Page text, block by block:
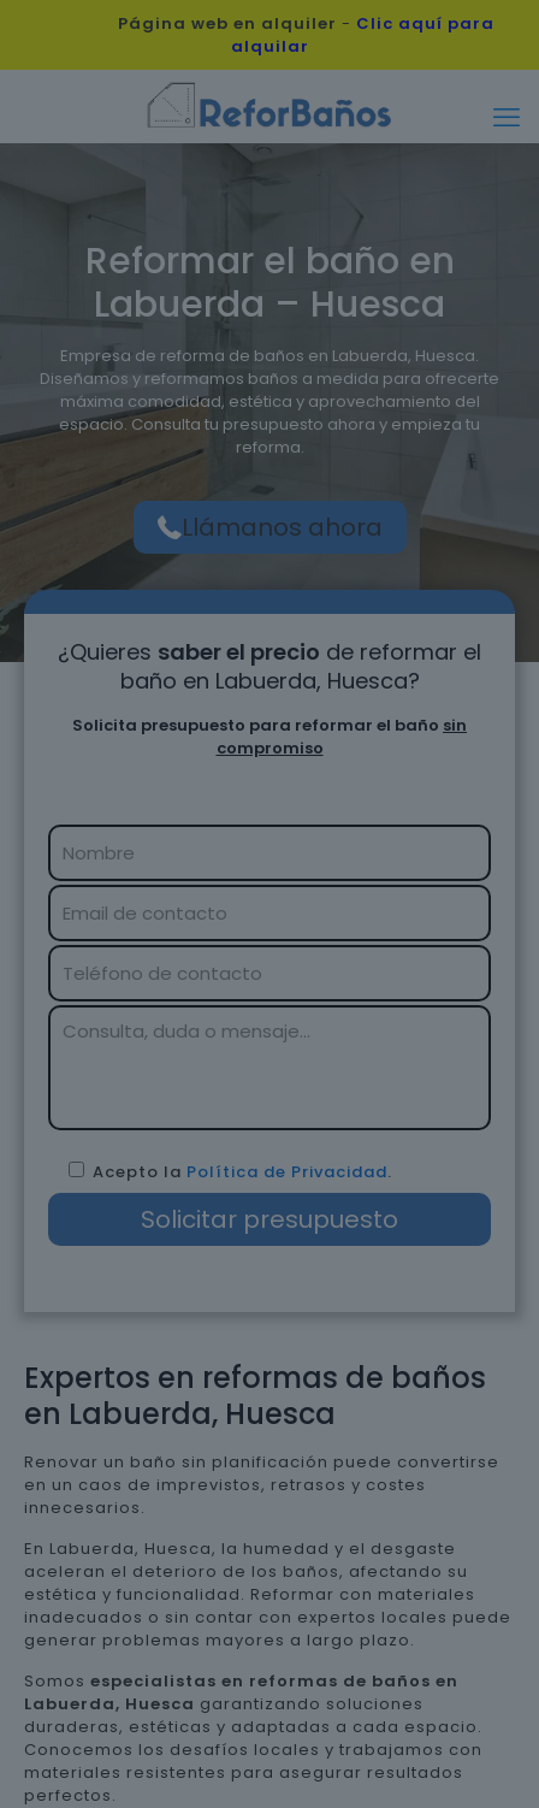
Página web en alquiler - Clic aquí para
alquilar
Reformar el baño en
Labuerda – Huesca
Empresa de reforma de baños en Labuerda, Huesca.
Diseñamos y reformamos baños a medida para ofrecerte
máxima comodidad, estética y aprovechamiento del
espacio. Consulta tu presupuesto ahora y empieza tu
reforma.
Llámanos ahora
Expertos en reformas de baños
en Labuerda, Huesca
Renovar un baño sin planificación puede convertirse
en un caos de imprevistos, retrasos y costes
innecesarios.
En Labuerda, Huesca, la humedad y el desgaste
aceleran el deterioro de los baños, afectando su
estética y funcionalidad. Reformar con materiales
inadecuados o sin contar con expertos locales puede
generar problemas mayores a largo plazo.
Somos especialistas en reformas de baños en
Labuerda, Huesca garantizando soluciones
duraderas, estéticas y adaptadas a cada espacio.
Conocemos los desafíos locales y trabajamos con
materiales resistentes para asegurar resultados
perfectos.
¿Quieres saber el precio de reformar el
baño en Labuerda, Huesca?
Solicita presupuesto para reformar el baño sin
compromiso
Acepto la Política de Privacidad.